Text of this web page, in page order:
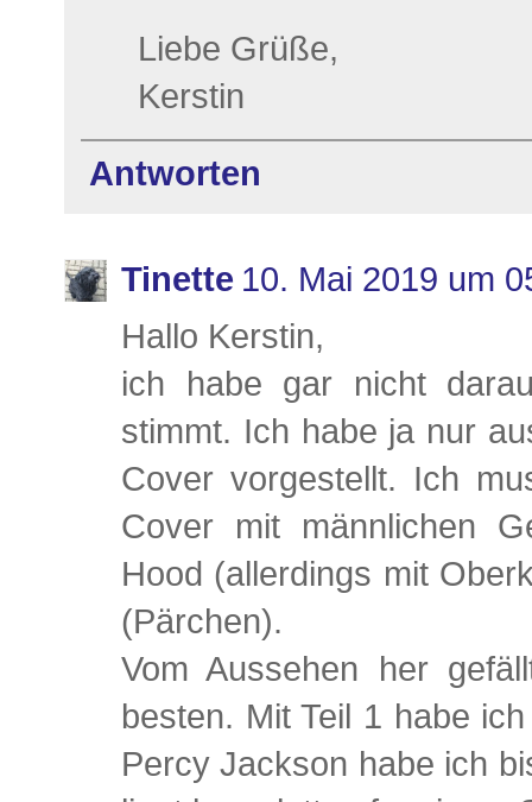
Liebe Grüße,
Kerstin
Antworten
Tinette 10. Mai 2019 um
Hallo Kerstin,
ich habe gar nicht
stimmt. Ich habe ja nur
Cover vorgestellt. Ich
Cover mit männlichen
Hood (allerdings mit
(Pärchen).
Vom Aussehen her
besten. Mit Teil 1 habe
Percy Jackson habe ich